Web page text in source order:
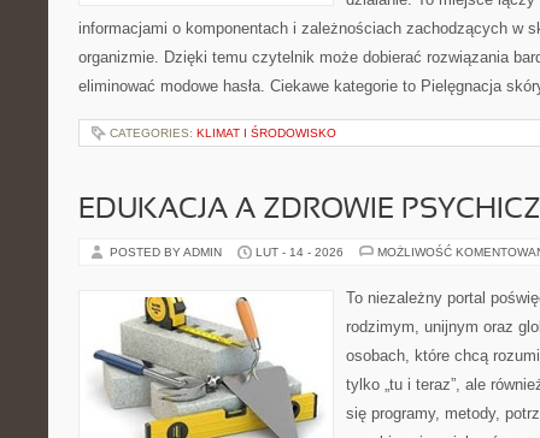
informacjami o komponentach i zależnościach zachodzących w
organizmie. Dzięki temu czytelnik może dobierać rozwiązania
eliminować modowe hasła. Ciekawe kategorie to Pielęgnacja
CATEGORIES: KLIMAT I ŚRODOWISKO
EDUKACJA A ZDROWIE
POSTED BY ADMIN LUT - 14 - 2026 MOŻLIWOŚĆ
To niezależny portal
rodzimym, unijnym oraz
osobach, które chcą
tylko „tu i teraz”, ale
się programy, metody,